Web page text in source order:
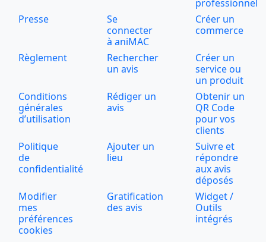
professionnel
Presse
Se
connecter
à aniMAC
Créer un
commerce
Règlement
Rechercher
un avis
Créer un
service ou
un produit
Conditions
générales
d’utilisation
Rédiger un
avis
Obtenir un
QR Code
pour vos
clients
Politique
de
confidentialité
Ajouter un
lieu
Suivre et
répondre
aux avis
déposés
Modifier
mes
préférences
cookies
Gratification
des avis
Widget /
Outils
intégrés